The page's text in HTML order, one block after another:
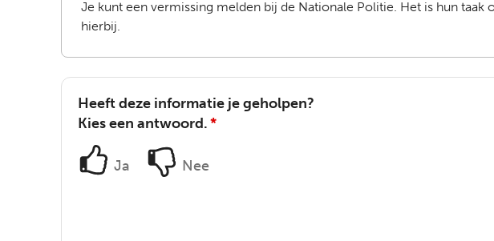
Je kunt een vermissing melden bij de Nationale Politie. Het is hun
hierbij.
Heeft deze informatie je geholpen?
Kies een antwoord.*
Ja Nee